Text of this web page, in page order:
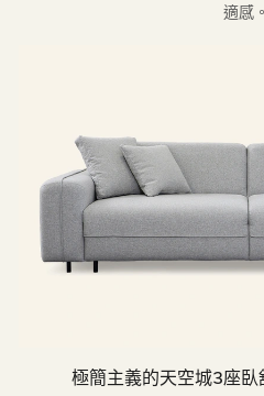
適感。
極簡主義的天空城3座